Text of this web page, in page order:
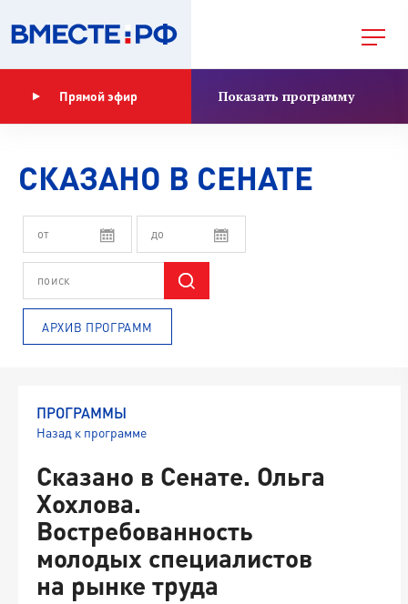
Прямой эфир Показать программу
СКАЗАНО В СЕНАТЕ
АРХИВ ПРОГРАММ
ПРОГРАММЫ
Назад к программе
Сказано в Сенате. Ольга
Хохлова.
Востребованность
молодых специалистов
на рынке труда